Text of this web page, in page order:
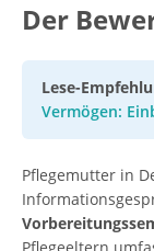
Der
Lese-
Vermögen:
Pflegemutter in